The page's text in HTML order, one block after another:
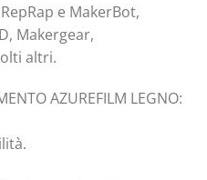
e MakerBot,
Makergear,
altri.
AZUREFILM LEGNO: